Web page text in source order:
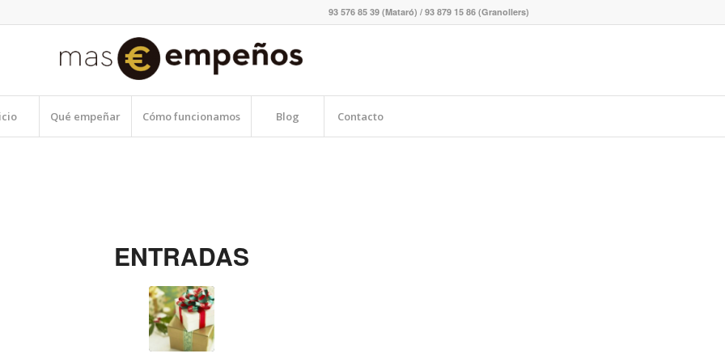
93 576 85 39 (Mataró) / 93 879 15 86 (Granollers)
Qué empeñar Cómo funcionamos Blog Contacto
ENTRADAS